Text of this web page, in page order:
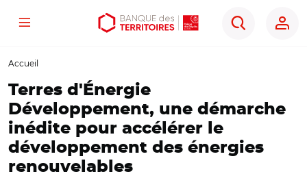
Aller
contenu
Aller
menu
Ouvrir
outils
Menu
Rechercher
Accueil
Terres d'Énergie
Développement, une démarche
inédite pour accélérer le
développement des énergies
renouvelables